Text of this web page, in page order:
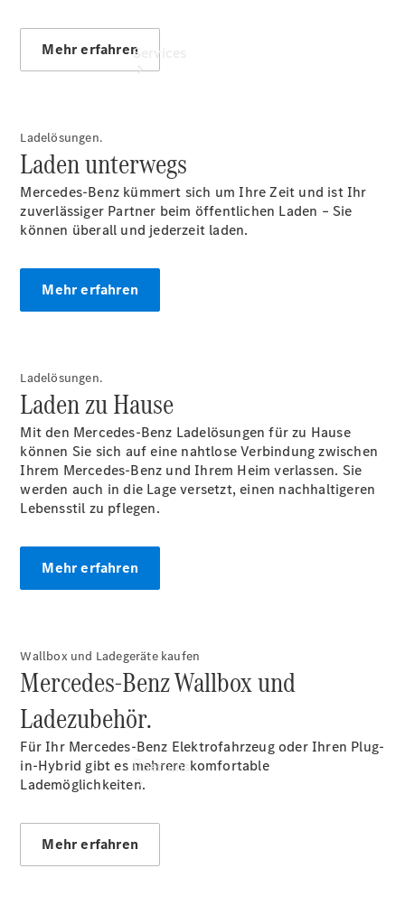
Services
Übersicht
Serviceangebote
Reifen &
Teile &
Zubehör
Pannen- &
Umrüstungen
Warnung: Betrug
beim
Gebrauchtwagenkauf
Service für
Reisemobile
Gebrauchtwagensuche
Extras
Über uns
Mehr erfahren
Ladelösungen.
Laden unterwegs
Mercedes-Benz kümmert sich um Ihre Zeit und ist Ihr
zuverlässiger Partner beim öffentlichen Laden – Sie
können überall und jederzeit laden.
Mehr erfahren
Ladelösungen.
Laden zu Hause
Mit den Mercedes-Benz Ladelösungen für zu Hause
können Sie sich auf eine nahtlose Verbindung zwischen
Ihrem Mercedes-Benz und Ihrem Heim verlassen. Sie
werden auch in die Lage versetzt, einen nachhaltigeren
Lebensstil zu pflegen.
Mehr erfahren
Wallbox und Ladegeräte kaufen
Mercedes-Benz Wallbox und
Ladezubehör.
Für Ihr Mercedes-Benz Elektrofahrzeug oder Ihren Plug-
in-Hybrid gibt es mehrere komfortable
Lademöglichkeiten.
Mehr erfahren